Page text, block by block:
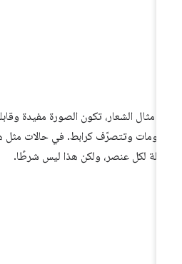
مثال الشعار، تكون الصورة مفيدة وقابلة
وتتصرّف كرابط. في حالات مثل
لكل عنصر، ولكن هذا ليس شرطًا.